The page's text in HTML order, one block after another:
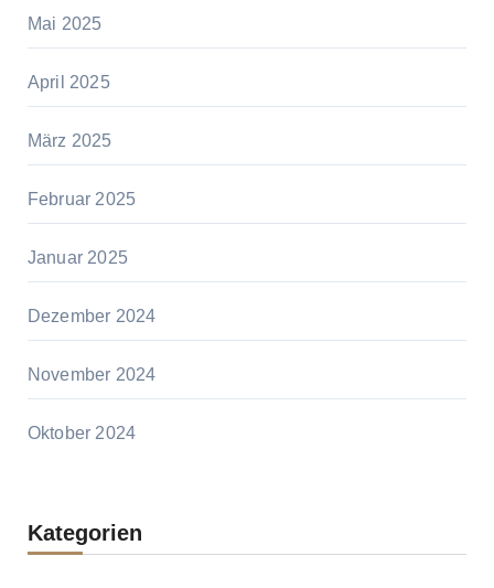
Mai 2025
April 2025
März 2025
Februar 2025
Januar 2025
Dezember 2024
November 2024
Oktober 2024
Kategorien